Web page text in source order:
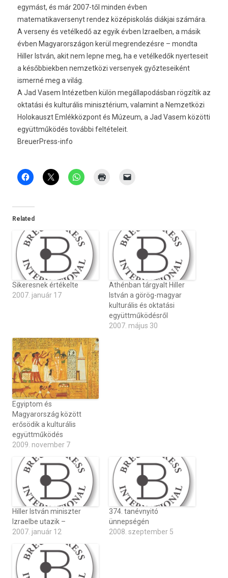
egymást, és már 2007-től minden évben
matematikaversenyt rendez középiskolás diákjai számára.
A verseny és vetélkedő az egyik évben Izraelben, a másik
évben Magyarországon kerül megrendezésre – mondta
Hiller István, akit nem lepne meg, ha e vetélkedők nyerteseit
a későbbiekben nemzetközi versenyek győzteseiként
ismerné meg a világ.
A Jad Vasem Intézetben külön megállapodásban rögzítik az
oktatási és kulturális minisztérium, valamint a Nemzetközi
Holokauszt Emlékközpont és Múzeum, a Jad Vasem közötti
együttműködés további feltételeit.
BreuerPress-info
Related
Sikeresnek értékelte
2007. január 17
Athénban tárgyalt Hiller
István a görög-magyar
kulturális és oktatási
együttműködésről
2007. május 30
Egyiptom és
Magyarország között
erősödik a kulturális
együttműködés
2009. november 7
Hiller István miniszter
Izraelbe utazik –
2007. január 12
374. tanévnyitó
ünnepségén
2008. szeptember 5